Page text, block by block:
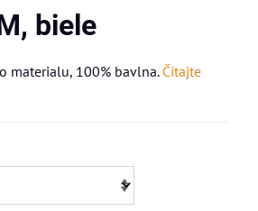
biele
materialu, 100% bavlna. Čítajte